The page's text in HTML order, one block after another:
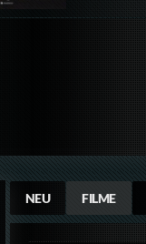
NEU FILME